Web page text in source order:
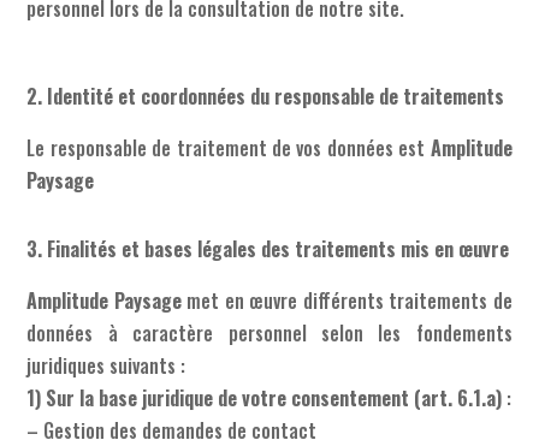
personnel lors de la consultation de notre site.
2. Identité et coordonnées du responsable de traitements
Le responsable de traitement de vos données est Amplitude
Paysage
3. Finalités et bases légales des traitements mis en œuvre
Amplitude Paysage met en œuvre différents traitements de
données à caractère personnel selon les fondements
juridiques suivants :
1) Sur la base juridique de votre consentement (art. 6.1.a) :
– Gestion des demandes de contact